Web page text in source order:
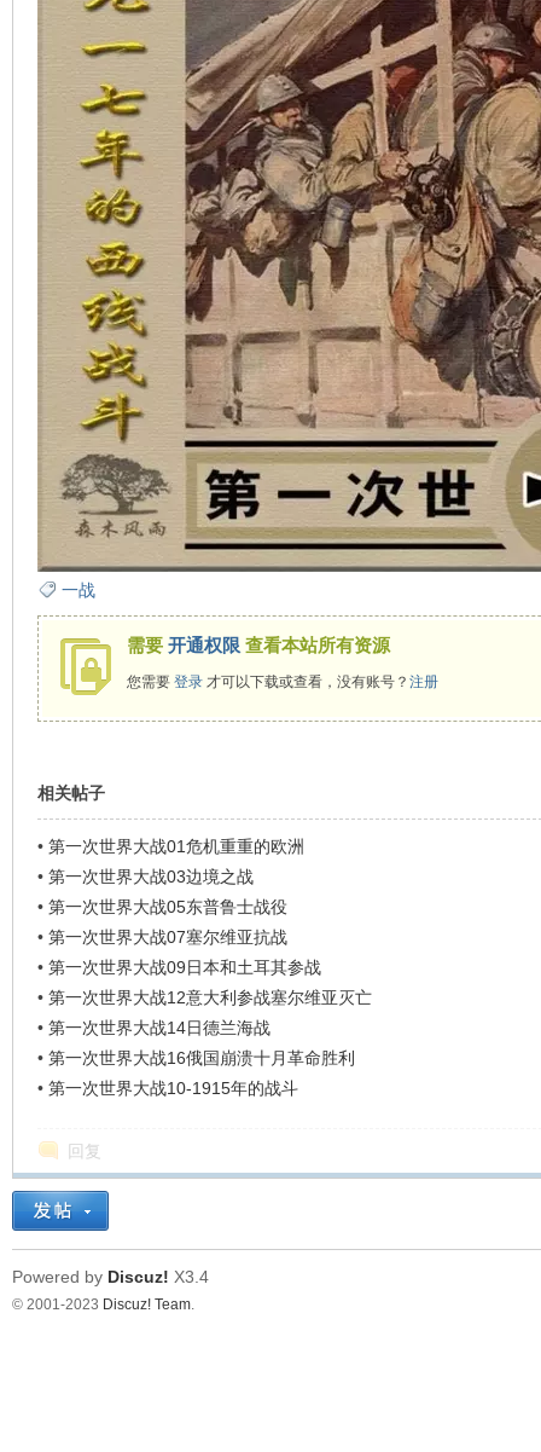
一战
需要 开通权限 查看本站所有资源
您需要 登录才可以下载或查看，没有账号？ 注册
相关帖子
• 第一次世界大战01危机重重的欧洲
• 第一次世界大战03边境之战
• 第一次世界大战05东普鲁士战役
• 第一次世界大战07塞尔维亚抗战
• 第一次世界大战09日本和土耳其参战
• 第一次世界大战12意大利参战塞尔维亚灭亡
• 第一次世界大战14日德兰海战
• 第一次世界大战16俄国崩溃十月革命胜利
• 第一次世界大战10-1915年的战斗
回复
Powered by Discuz! X3.4
© 2001-2023 Discuz! Team.